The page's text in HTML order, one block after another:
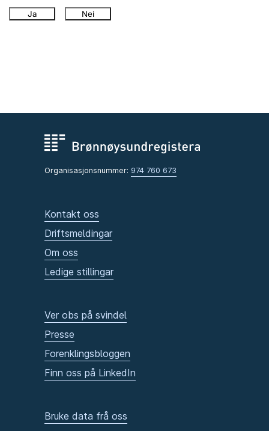
Ja Nei
Organisasjonsnummer: 974 760 673
Kontakt oss
Driftsmeldingar
Om oss
Ledige stillingar
Ver obs på svindel
Presse
Forenklingsbloggen
Finn oss på LinkedIn
Bruke data frå oss